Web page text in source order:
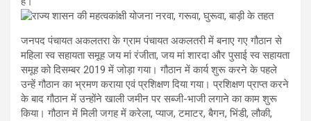
राज्य शासन की महत्वकांक्षी योजना नरवा, गरूवा, घुरूवा, बाड़ी के तहत
जनपद पंचायत अकलतरा के ग्राम पंचायत अकलतरी में बनाए गए गौठान से
महिला स्व सहायता समूह जय मां रंजीता, जय मां शारदा और पुसाई स्व सहायता
समूह को दिसम्बर 2019 में जोड़ा गया। गौठान में कार्य शुरू करने के पहले
उन्हें गौठान का भ्रमण कराया एवं प्रशिक्षण दिया गया। प्रशिक्षण प्राप्त करने
के बाद गौठान में उन्होंने खाली जमीन पर सब्जी-भाजी लगाने का काम शुरू
किया। गौठान में मिली जगह में करेला, प्याज, टमाटर, बैगन, भिंडी, लौकी,